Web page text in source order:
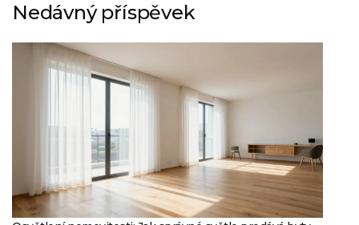
Nedávný příspěvek